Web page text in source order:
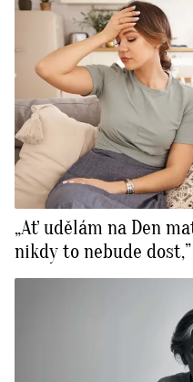
„Ať udělám na Den
nikdy to nebude